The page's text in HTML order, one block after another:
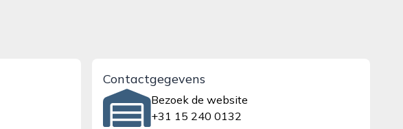
Contactgegevens
Bezoek de website
+31 15 240 0132